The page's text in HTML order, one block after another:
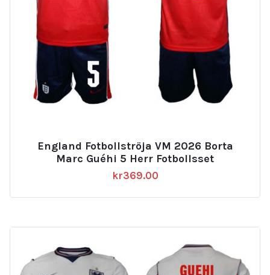
England Fotbollströja VM 2026 Borta
Marc Guéhi 5 Herr Fotbollsset
kr369.00